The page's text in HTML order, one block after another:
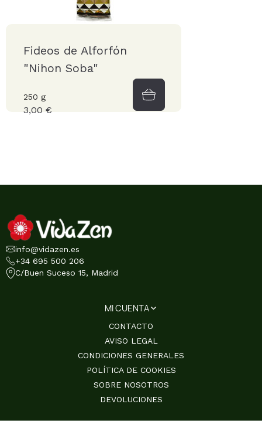
Fideos de Alforfón
"Nihon Soba"
250 g
3,00 €
info@vidazen.es
+34 695 500 206
C/Buen Suceso 15, Madrid
MI CUENTA
CONTACTO
AVISO LEGAL
CONDICIONES GENERALES
POLÍTICA DE COOKIES
SOBRE NOSOTROS
DEVOLUCIONES